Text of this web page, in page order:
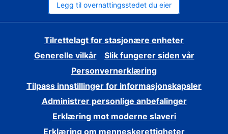
Legg til overnattingsstedet du eier
Tilrettelagt for stasjonære enheter
Generelle vilkår
Slik fungerer siden vår
Personvernerklæring
Tilpass innstillinger for informasjonskapsler
Administrer personlige anbefalinger
Erklæring mot moderne slaveri
Erklæring om menneskerettigheter